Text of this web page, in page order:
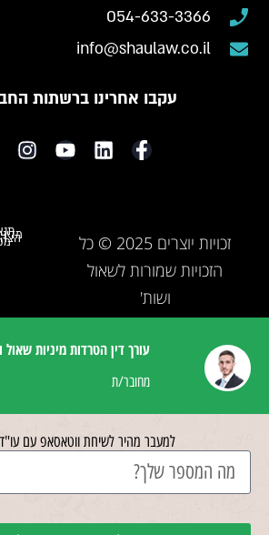
054-633-3366
info@shaulaw.co.il
עקבו אחרינו ברשתות
זכויות יוצרים 2025 © כל
הזכויות שמורות לשאול
ושות'
עורך דין הטרדות מיניות שאול
מחובר/ת
למעבר מהיר לשיחת ווטאסאפ עם